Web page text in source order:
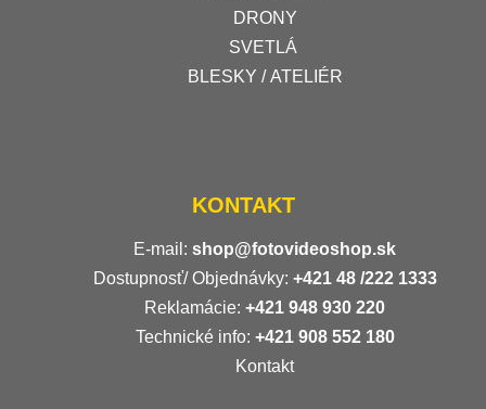
DRONY
SVETLÁ
BLESKY / ATELIÉR
KONTAKT
E-mail: shop@fotovideoshop.sk
Dostupnosť/ Objednávky: +421 48 /222 1333
Reklamácie: +421 948 930 220
Technické info: +421 908 552 180
Kontakt